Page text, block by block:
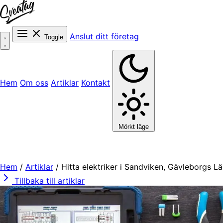
Toggle Anslut ditt företag
Hem Om oss Artiklar Kontakt
Mörkt läge
Hem / Artiklar / Hitta elektriker i Sandviken, Gävleborgs
Tillbaka till artiklar